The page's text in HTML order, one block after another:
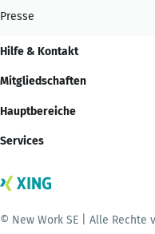
Presse
Hilfe & Kontakt
Mitgliedschaften
Hauptbereiche
Services
© New Work SE | Alle Rechte